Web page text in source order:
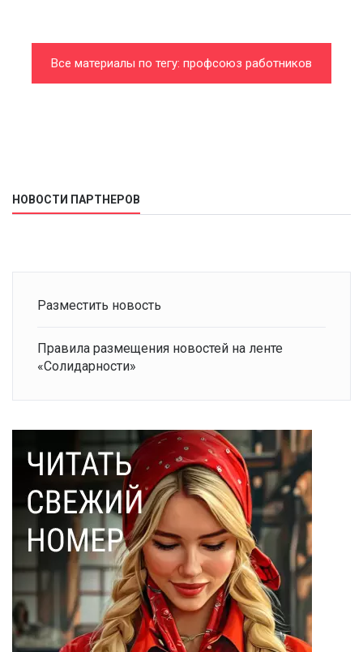
Все материалы по тегу: профсоюз работников
НОВОСТИ ПАРТНЕРОВ
Разместить новость
Правила размещения новостей на ленте
«Солидарности»